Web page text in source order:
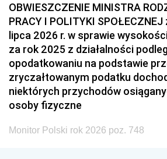
OBWIESZCZENIE MINISTRA
PRACY I POLITYKI
lipca 2026 r. w sprawie
za rok 2025 z działalności
opodatkowaniu na podstawie
zryczałtowanym podatku
niektórych przychodów
osoby fizyczne
Monitor Polski rok 2026 poz. 748